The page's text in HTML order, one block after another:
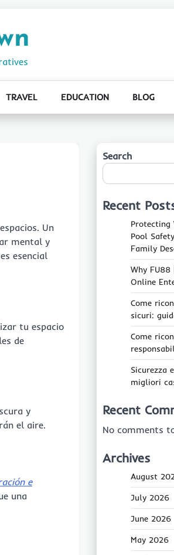
TRAVEL EDUCATION BLOG
Un
mental y
esencial
tu espacio
de
y
el aire.
e
una
Search
Recent
Protecting
Pool
Family
Why FU88
Online
Come
sicuri:
Come
Sicurezza
migliori
Recent
No comments
Archives
August
July 2026
June 2026
May 2026